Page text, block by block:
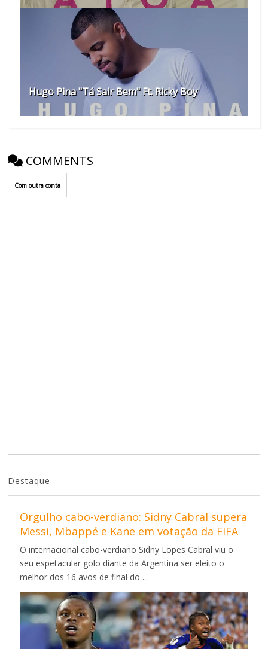
Hugo Pina "Tá Sair Bem" Ft. Ricky Boy
COMMENTS
Com outra conta
Destaque
Orgulho cabo-verdiano: Sidny Cabral supera
Messi, Mbappé e Kane em votação da FIFA
O internacional cabo-verdiano Sidny Lopes Cabral viu o
seu espetacular golo diante da Argentina ser eleito o
melhor dos 16 avos de final do ...